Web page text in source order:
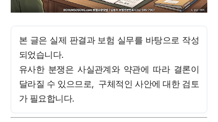
본 글은 실제 판결과 보험 실무를 바탕으로 작성
되었습니다.
유사한 분쟁은 사실관계와 약관에 따라 결론이
달라질 수 있으므로, 구체적인 사안에 대한 검토
가 필요합니다.